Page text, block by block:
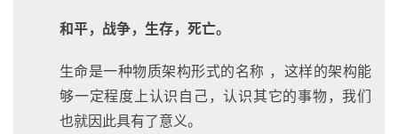
和平，战争，生存，死亡。
生命是一种物质架构形式的名称 ，这样的架构能
够一定程度上认识自己，认识其它的事物，我们
也就因此具有了意义。